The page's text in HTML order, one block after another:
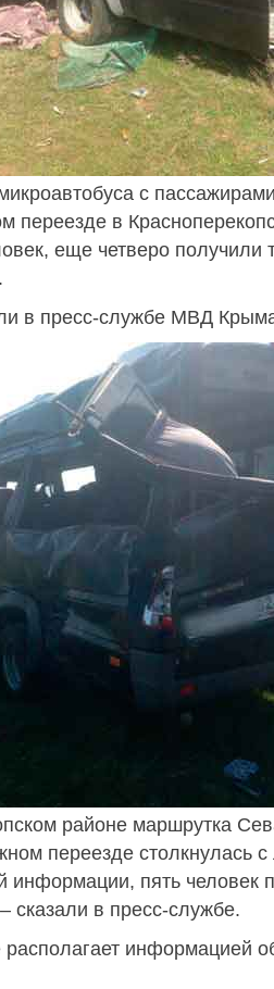
с
переезде в
еще четверо получили
в пресс-службе МВД
районе маршрутка
переезде столкнулась
информации, пять человек
сказали в пресс-службе.
информацией